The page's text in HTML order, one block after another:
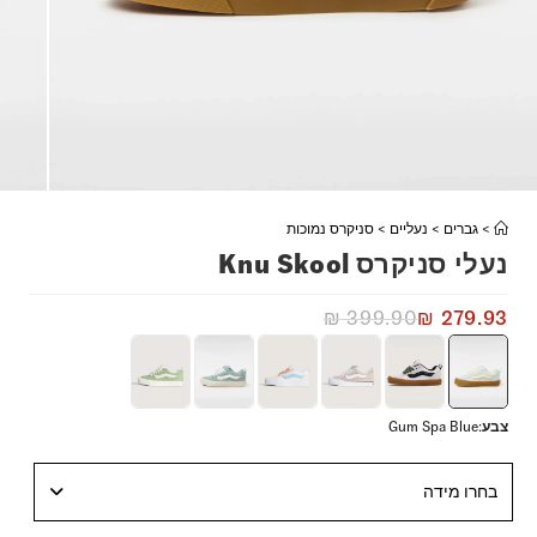
> גברים > נעליים > סניקרס נמוכות
נעלי סניקרס Knu Skool
₪399.90₪ 279.93
צבע:
Gum Spa Blue
בחרו מידה